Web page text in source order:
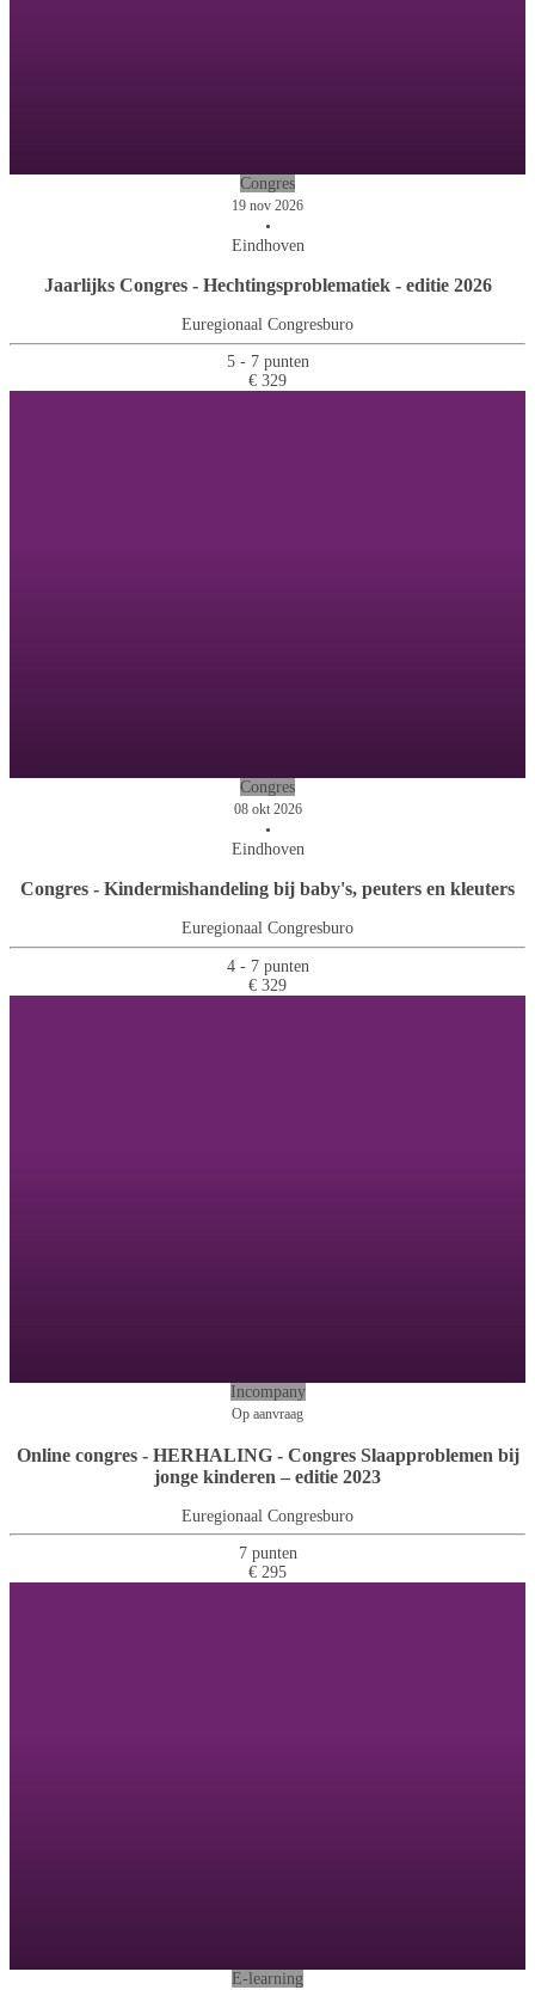
Congres
19 nov 2026
•
Eindhoven
Jaarlijks Congres - Hechtingsproblematiek - editie 2026
Euregionaal Congresburo
5 - 7 punten
€ 329
Congres
08 okt 2026
•
Eindhoven
Congres - Kindermishandeling bij baby's, peuters en kleuters
Euregionaal Congresburo
4 - 7 punten
€ 329
Incompany
Op aanvraag
Online congres - HERHALING - Congres Slaapproblemen bij
jonge kinderen – editie 2023
Euregionaal Congresburo
7 punten
€ 295
E-learning